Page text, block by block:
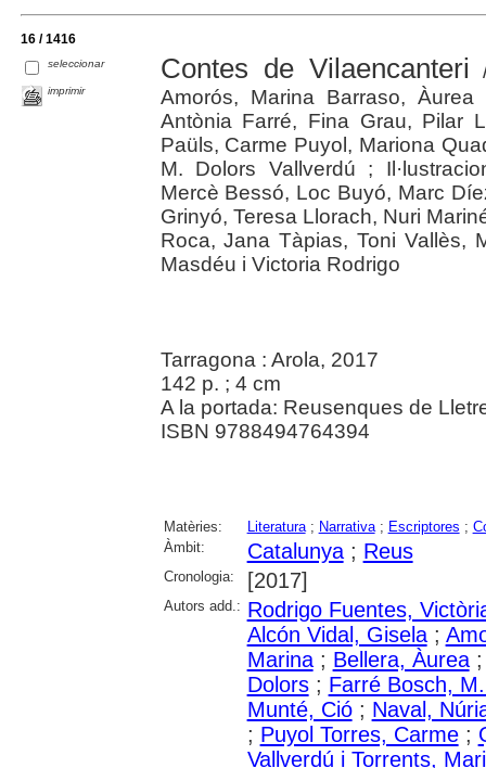
16 / 1416
seleccionar
imprimir
Contes de Vilaencanteri
Amorós, Marina Barraso,
Antònia Farré, Fina Grau, Pilar
Paüls, Carme Puyol, Mariona
M. Dolors Vallverdú ;
Mercè Bessó, Loc Buyó, Marc
Grinyó, Teresa Llorach, Nuri
Roca, Jana Tàpias, Toni Vallès,
Masdéu i Victoria Rodrigo
Tarragona : Arola, 2017
142 p. ; 4 cm
A la portada: Reusenques de
ISBN 9788494764394
Matèries: Literatura; Narrativa; Escriptores ;
Àmbit:
Catalunya; Reus
Cronologia: [2017]
Autors add.: Rodrigo Fuentes,
Alcón Vidal, Gisela;
Marina; Bellera, Àurea
Dolors; Farré Bosch,
Munté, Ció; Naval,
; Puyol Torres, Carme;
Vallverdú i Torrents,